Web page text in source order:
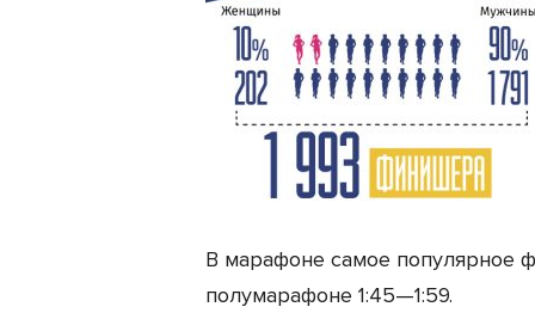
В марафоне самое популярное
полумарафоне 1:45—1:59.